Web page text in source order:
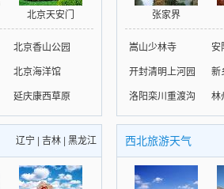
北京天安门
北京香山公园
北京海洋馆
延庆康西草原
张家界
嵩山少林寺 安
开封清明上河园 新
洛阳栾川重渡沟 林
辽宁 吉林 黑龙江 西北旅游天气